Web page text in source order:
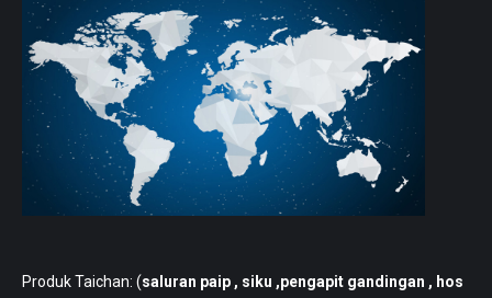
Produk Taichan: (saluran paip , siku ,pengapit gandingan , hos